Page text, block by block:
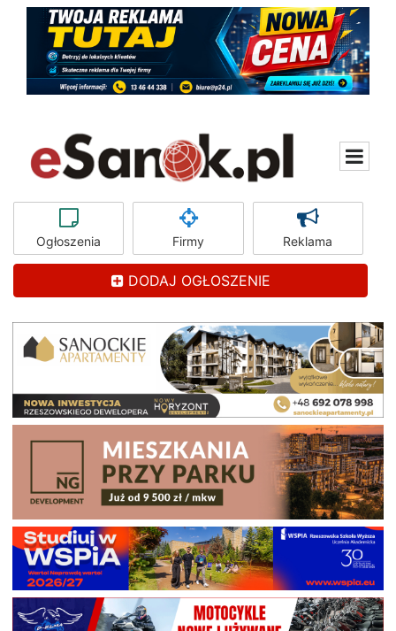
Ogłoszenia Firmy Reklama
DODAJ OGŁOSZENIE